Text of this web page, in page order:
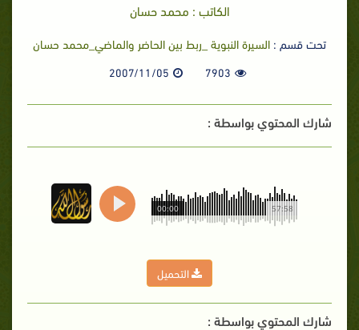
الكاتب : محمد حسان
تحت قسم : السيرة النبوية _ربط بين الحاضر والماضي_محمد حسان
7903
2007/11/05
شارك المحتوي بواسطة :
57:58
00:00
التحميل
شارك المحتوي بواسطة :